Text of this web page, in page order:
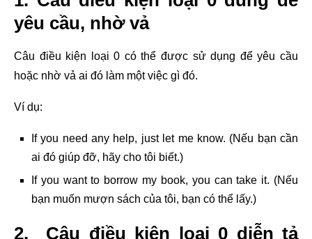
yêu cầu, nhờ vả
Câu điều kiện loại 0 có thể được sử dụng để yêu cầu
hoặc nhờ vả ai đó làm một việc gì đó.
Ví dụ:
If you need any help, just let me know. (Nếu bạn cần
ai đó giúp đỡ, hãy cho tôi biết.)
If you want to borrow my book, you can take it. (Nếu
bạn muốn mượn sách của tôi, bạn có thể lấy.)
2. Câu điều kiện loại 0 diễn tả